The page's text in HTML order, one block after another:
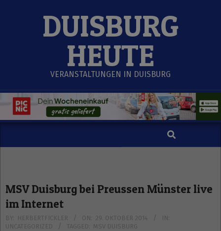
DUISBURG
HEUTE
VERANSTALTUNGEN IN DUISBURG
Search
MSV Duisburg bei Preussen Münster live
im Internet
BY: HERBERTFICKLER ON: 29. OKTOBER 2014
IN:
UNCATEGORIZED
TAGGED: MSV DUISBURG